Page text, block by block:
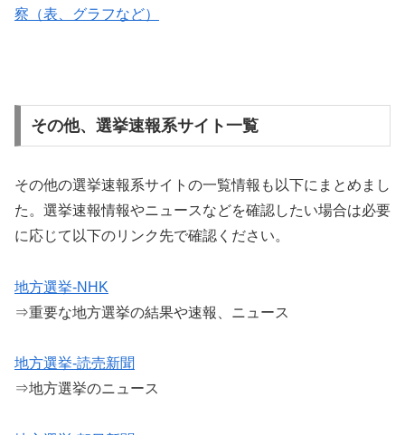
察（表、グラフなど）
その他、選挙速報系サイト一覧
その他の選挙速報系サイトの一覧情報も以下にまとめまし
た。選挙速報情報やニュースなどを確認したい場合は必要
に応じて以下のリンク先で確認ください。
地方選挙-NHK
⇒重要な地方選挙の結果や速報、ニュース
地方選挙-読売新聞
⇒地方選挙のニュース